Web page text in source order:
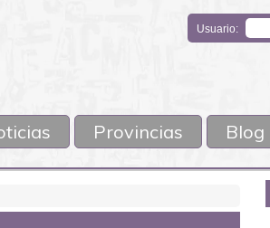
Usuario:
Provincias Blog